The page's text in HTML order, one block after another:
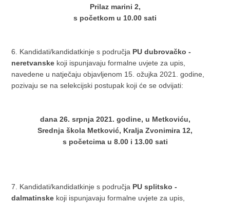
Prilaz marini 2,
s početkom u 10.00 sati
6. Kandidati/kandidatkinje s područja PU dubrovačko -
neretvanske koji ispunjavaju formalne uvjete za upis,
navedene u natječaju objavljenom 15. ožujka 2021. godine,
pozivaju se na selekcijski postupak koji će se odvijati:
dana 26. srpnja 2021. godine, u Metkoviću,
Srednja škola Metković, Kralja Zvonimira 12,
s početcima u 8.00 i 13.00 sati
7. Kandidati/kandidatkinje s područja PU splitsko -
dalmatinske koji ispunjavaju formalne uvjete za upis,